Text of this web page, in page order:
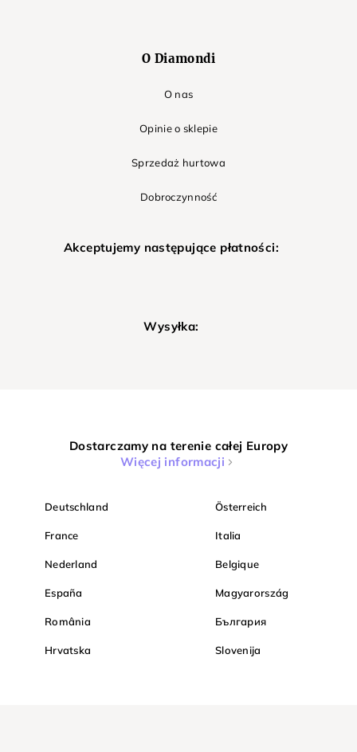
O Diamondi
O nas
Opinie o sklepie
Sprzedaż hurtowa
Dobroczynność
Akceptujemy następujące płatności:
Wysyłka:
Dostarczamy na terenie całej Europy
Więcej informacji
Deutschland Österreich
France Italia
Nederland Belgique
España Magyarország
România България
Hrvatska Slovenija